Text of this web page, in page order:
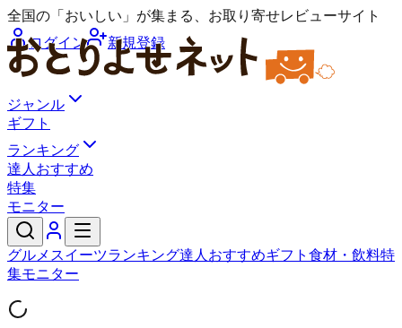
全国の「おいしい」が集まる、お取り寄せレビューサイト
ログイン
新規登録
ジャンル
ギフト
ランキング
達人おすすめ
特集
モニター
グルメ スイーツランキング達人おすすめギフト 食材・飲料特
集モニター